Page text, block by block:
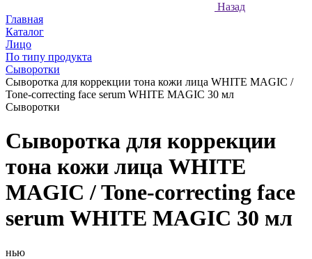
Назад
Главная
Каталог
Лицо
По типу продукта
Сыворотки
Сыворотка для коррекции тона кожи лица WHITE MAGIC /
Tone-correcting face serum WHITE MAGIC 30 мл
Сыворотки
Сыворотка для коррекции
тона кожи лица WHITE
MAGIC / Tone-correcting face
serum WHITE MAGIC 30 мл
нью